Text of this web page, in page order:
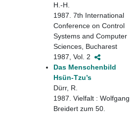
H.-H.
1987. 7th International
Conference on Control
Systems and Computer
Sciences, Bucharest
1987, Vol. 2
Das Menschenbild
Hsün-Tzu’s
Dürr, R.
1987. Vielfalt : Wolfgang
Breidert zum 50.